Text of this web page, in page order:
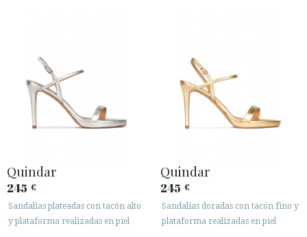
Quindar
245 €
Sandalias plateadas con tacón alto
y plataforma realizadas en piel
Quindar
245 €
Sandalias doradas con tacón fino y
plataforma realizadas en piel